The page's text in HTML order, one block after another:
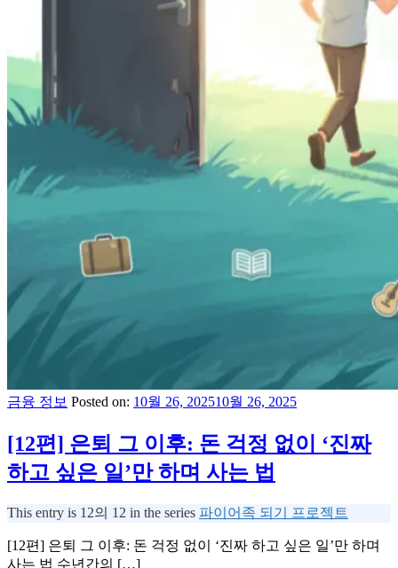
금융 정보 Posted on: 10월 26, 202510월 26, 2025
[12편] 은퇴 그 이후: 돈 걱정 없이 ‘진짜
하고 싶은 일’만 하며 사는 법
This entry is 12의 12 in the series 파이어족 되기 프로젝트
[12편] 은퇴 그 이후: 돈 걱정 없이 ‘진짜 하고 싶은 일’만 하며
사는 법 수년간의 […]